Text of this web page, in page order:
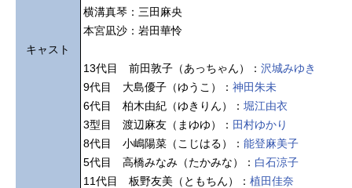
キャスト
横溝真琴：三田麻央
本宮凪沙：岩田華怜
13代目 前田敦子（あっちゃん）： 沢城みゆき
9代目 大島優子（ゆうこ）： 神田朱未
6代目 柏木由紀（ゆきりん）： 堀江由衣
3型目 渡辺麻友（まゆゆ）： 田村ゆかり
8代目 小嶋陽菜（こじはる）： 能登麻美子
5代目 高橋みなみ（たかみな）： 白石涼子
11代目 板野友美（ともちん）： 植田佳奈